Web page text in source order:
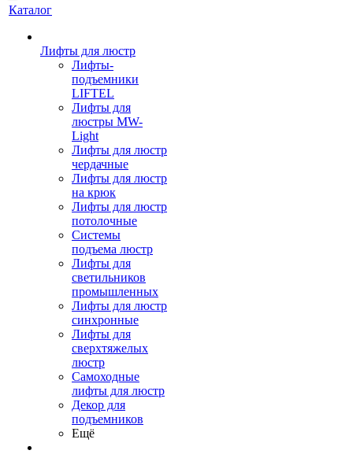
Каталог
Лифты для люстр
Лифты-
подъемники
LIFTEL
Лифты для
люстры MW-
Light
Лифты для люстр
чердачные
Лифты для люстр
на крюк
Лифты для люстр
потолочные
Системы
подъема люстр
Лифты для
светильников
промышленных
Лифты для люстр
синхронные
Лифты для
сверхтяжелых
люстр
Самоходные
лифты для люстр
Декор для
подъемников
Ещё